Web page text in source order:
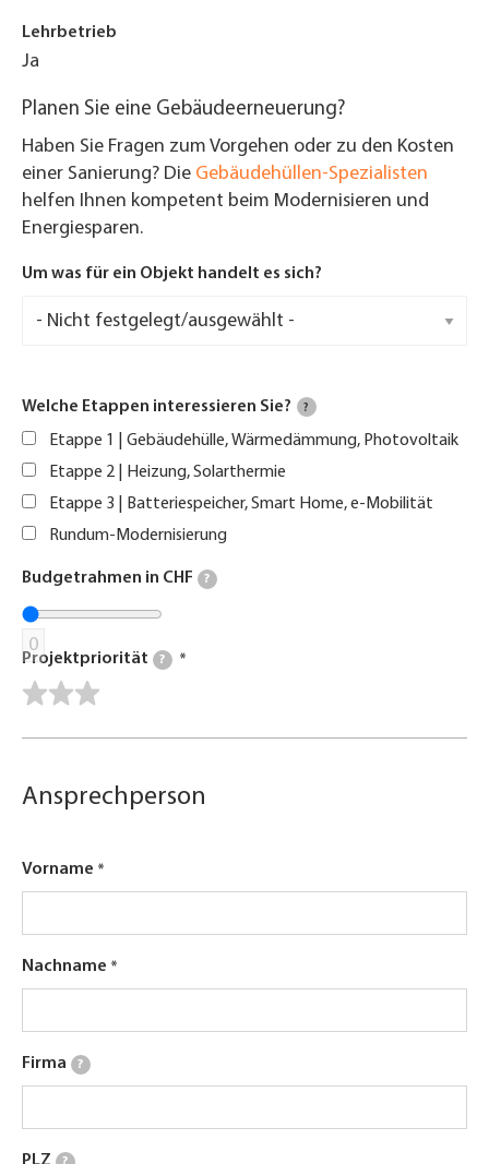
Lehrbetrieb
Ja
Planen Sie eine Gebäudeerneuerung?
Haben Sie Fragen zum Vorgehen oder zu den Kosten
einer Sanierung? Die Gebäudehüllen-Spezialisten
helfen Ihnen kompetent beim Modernisieren und
Energiesparen.
Um was für ein Objekt handelt es sich?
Welche Etappen interessieren Sie? ?
Etappe 1 | Gebäudehülle, Wärmedämmung, Photovoltaik
Etappe 2 | Heizung, Solarthermie
Etappe 3 | Batteriespeicher, Smart Home, e-Mobilität
Rundum-Modernisierung
Budgetrahmen in CHF ?
0
Projektpriorität ?
Ansprechperson
Vorname
Nachname
Firma ?